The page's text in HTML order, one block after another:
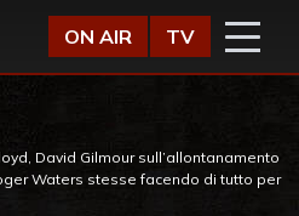
ON AIR TV
David Gilmour sull’allontanamento
Waters stesse facendo di tutto per